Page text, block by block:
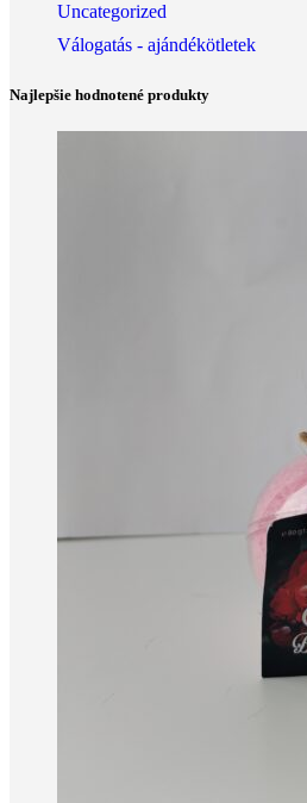
Uncategorized
Válogatás - ajándékötletek
Najlepšie hodnotené produkty